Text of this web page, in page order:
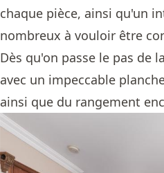
chaque pièce, ainsi qu'un
nombreux à vouloir être
Dès qu'on passe le pas de
avec un impeccable
ainsi que du rangement